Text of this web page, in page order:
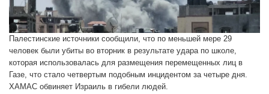
Палестинские источники сообщили, что по меньшей мере 29
человек были убиты во вторник в результате удара по школе,
которая использовалась для размещения перемещенных лиц в
Газе, что стало четвертым подобным инцидентом за четыре дня.
ХАМАС обвиняет Израиль в гибели людей.